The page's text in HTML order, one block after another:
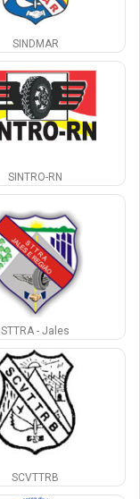
SINDMAR
SINTRO-RN
STTRA - Jales
SCVTTRB